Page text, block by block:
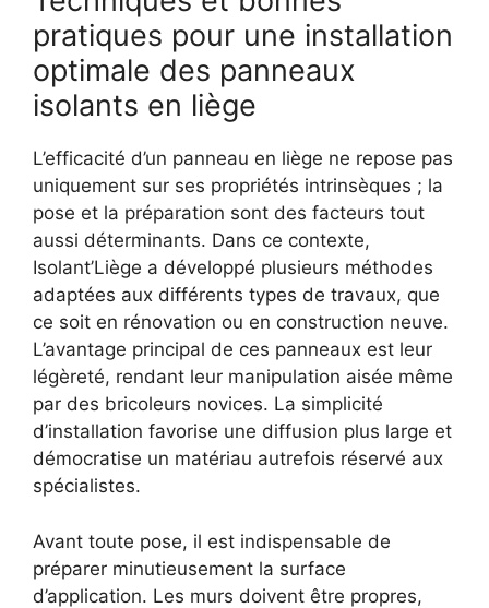
pratiques pour une installation
optimale des panneaux
isolants en liège
L’efficacité d’un panneau en liège ne repose pas
uniquement sur ses propriétés intrinsèques ; la
pose et la préparation sont des facteurs tout
aussi déterminants. Dans ce contexte,
Isolant’Liège a développé plusieurs méthodes
adaptées aux différents types de travaux, que
ce soit en rénovation ou en construction neuve.
L’avantage principal de ces panneaux est leur
légèreté, rendant leur manipulation aisée même
par des bricoleurs novices. La simplicité
d’installation favorise une diffusion plus large et
démocratise un matériau autrefois réservé aux
spécialistes.
Avant toute pose, il est indispensable de
préparer minutieusement la surface
d’application. Les murs doivent être propres,